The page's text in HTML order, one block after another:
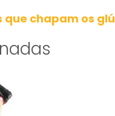
que chapam os